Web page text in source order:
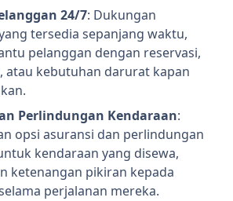
24/7: Dukungan
tersedia sepanjang waktu,
pelanggan dengan reservasi,
atau kebutuhan darurat kapan
Perlindungan Kendaraan:
opsi asuransi dan perlindungan
kendaraan yang disewa,
ketenangan pikiran kepada
perjalanan mereka.